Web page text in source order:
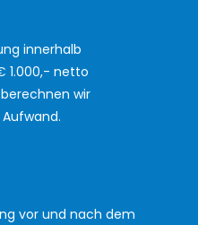
innerhalb
1.000,- netto
wir
vor und nach dem